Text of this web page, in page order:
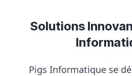
Solutions
Pigs Informatique se